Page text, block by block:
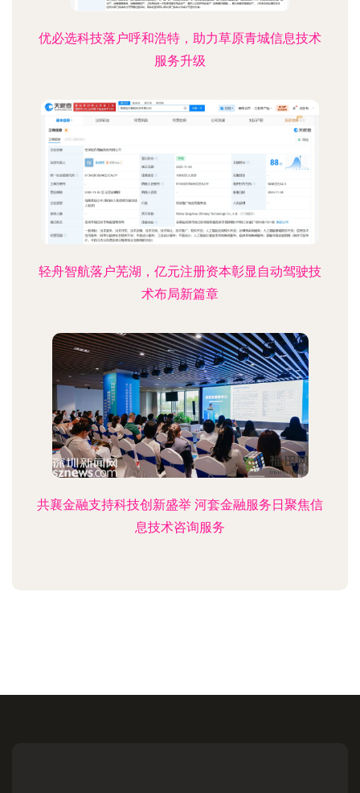
优必选科技落户呼和浩特，助力草原青城信息技术
服务升级
轻舟智航落户芜湖，亿元注册资本彰显自动驾驶技
术布局新篇章
共襄金融支持科技创新盛举 河套金融服务日聚焦信
息技术咨询服务